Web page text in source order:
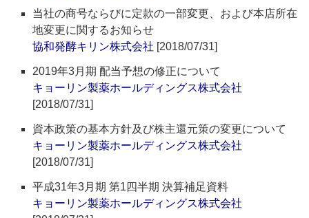
当社の商号ならびに定款の一部変更、および本店所在
地変更に関するお知らせ
協和発酵キリン株式会社 [2018/07/31]
2019年3月期 配当予想の修正について
キョーリン製薬ホールディングス株式会社
[2018/07/31]
資本政策の基本方針及び株主還元策の変更について
キョーリン製薬ホールディングス株式会社
[2018/07/31]
平成31年3月期 第1四半期 決算補足資料
キョーリン製薬ホールディングス株式会社